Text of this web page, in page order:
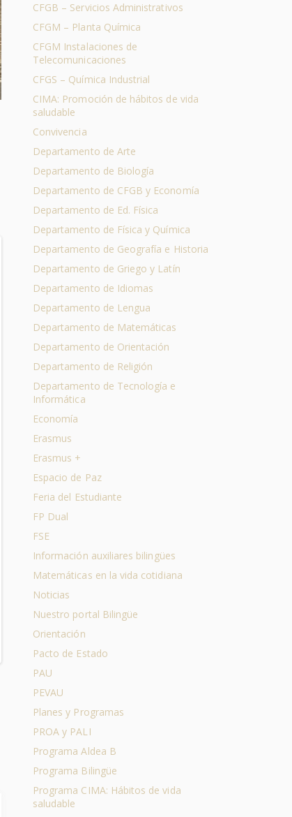
CFGB – Servicios Administrativos
CFGM – Planta Química
CFGM Instalaciones de
Telecomunicaciones
CFGS – Química Industrial
CIMA: Promoción de hábitos de vida
saludable
Convivencia
Departamento de Arte
Departamento de Biología
Departamento de CFGB y Economía
Departamento de Ed. Física
Departamento de Física y Química
Departamento de Geografía e Historia
Departamento de Griego y Latín
Departamento de Idiomas
Departamento de Lengua
Departamento de Matemáticas
Departamento de Orientación
Departamento de Religión
Departamento de Tecnología e
Informática
Economía
Erasmus
Erasmus +
Espacio de Paz
Feria del Estudiante
FP Dual
FSE
Información auxiliares bilingües
Matemáticas en la vida cotidiana
Noticias
Nuestro portal Bilingüe
Orientación
Pacto de Estado
PAU
PEVAU
Planes y Programas
PROA y PALI
Programa Aldea B
Programa Bilingüe
Programa CIMA: Hábitos de vida
saludable